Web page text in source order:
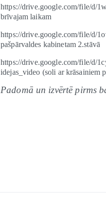
https://drive.google.com/file/d/
brīvajam laikam
https://drive.google.com/file/d/
pašpārvaldes kabinetam 2.stāvā
https://drive.google.com/file/d/
idejas_video (soli ar krāsainiem
Padomā un izvērtē pirms